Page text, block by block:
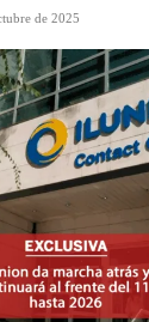
de 2025